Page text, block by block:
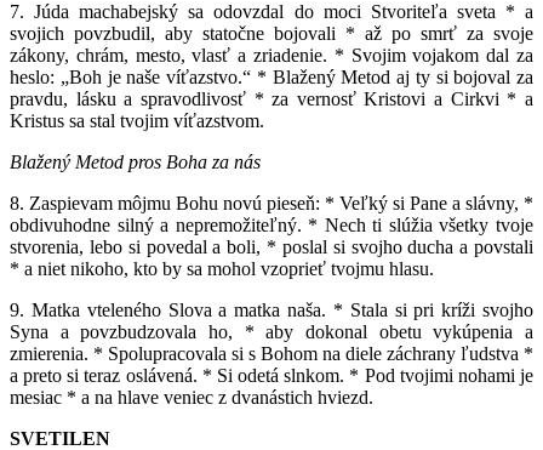
7. Júda machabejský sa odovzdal do moci Stvoriteľa sveta * a
svojich povzbudil, aby statočne bojovali * až po smrť za svoje
zákony, chrám, mesto, vlasť a zriadenie. * Svojim vojakom dal za
heslo: „Boh je naše víťazstvo.“ * Blažený Metod aj ty si bojoval za
pravdu, lásku a spravodlivosť * za vernosť Kristovi a Cirkvi * a
Kristus sa stal tvojim víťazstvom.
Blažený Metod pros Boha za nás
8. Zaspievam môjmu Bohu novú pieseň: * Veľký si Pane a slávny, *
obdivuhodne silný a nepremožiteľný. * Nech ti slúžia všetky tvoje
stvorenia, lebo si povedal a boli, * poslal si svojho ducha a povstali
* a niet nikoho, kto by sa mohol vzoprieť tvojmu hlasu.
9. Matka vteleného Slova a matka naša. * Stala si pri kríži svojho
Syna a povzbudzovala ho, * aby dokonal obetu vykúpenia a
zmierenia. * Spolupracovala si s Bohom na diele záchrany ľudstva *
a preto si teraz oslávená. * Si odetá slnkom. * Pod tvojimi nohami je
mesiac * a na hlave veniec z dvanástich hviezd.
SVETILEN